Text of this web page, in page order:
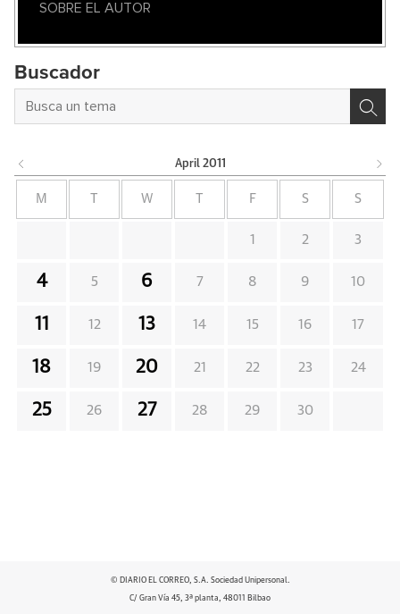
SOBRE EL AUTOR
Buscador
April 2011
M W F S S
1 2 3
4 5 6 7 8 9 10
11 12 13 14 15 16 17
18 19 20 21 22 23 24
25 26 27 28 29 30
© DIARIO EL CORREO, S.A. Sociedad Unipersonal.
C/ Gran Vía 45, 3ª planta, 48011 Bilbao